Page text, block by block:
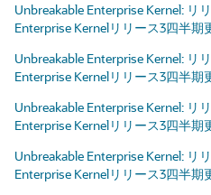
Unbreakable Enterprise Kernel: リ
Enterprise Kernelリリース3四半期
Unbreakable Enterprise Kernel: リ
Enterprise Kernelリリース3四半期
Unbreakable Enterprise Kernel: リ
Enterprise Kernelリリース3四半期
Unbreakable Enterprise Kernel: リ
Enterprise Kernelリリース3四半期